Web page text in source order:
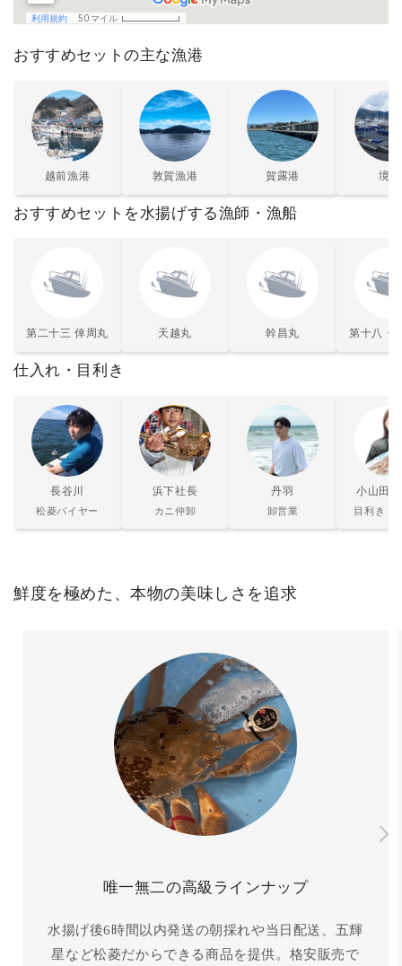
おすすめセットの主な漁港
越前漁港 敦賀漁港 賀露港 境港
おすすめセットを水揚げする漁師・漁船
第二十三 倖周丸 天越丸 幹昌丸 第十八・
仕入れ・目利き
長谷川
松菱バイヤー
浜下社長
カニ仲卸
丹羽
卸営業
小山田
目利き・
鮮度を極めた、本物の美味しさを追求
唯一無二の高級ラインナップ
水揚げ後6時間以内発送の朝採れや当日配送、五輝
星など松菱だからできる商品を提供。格安販売で